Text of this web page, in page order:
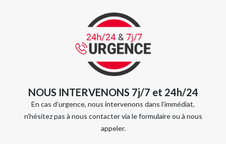
NOUS INTERVENONS 7j/7 et 24h/24
En cas d’urgence, nous intervenons dans l’immédiat,
n’hésitez pas à nous contacter via le formulaire ou à nous
appeler.